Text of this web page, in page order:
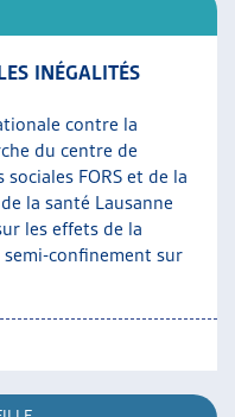
INÉGALITÉS
contre la
du centre de
FORS et de la
la santé Lausanne
les effets de la
confinement sur